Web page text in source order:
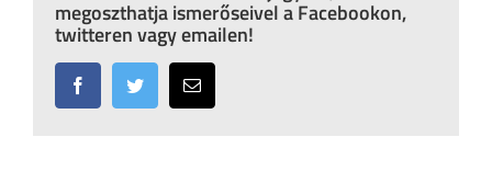
megoszthatja ismerőseivel a Facebookon,
twitteren vagy emailen!
FacebookTwitter Email: